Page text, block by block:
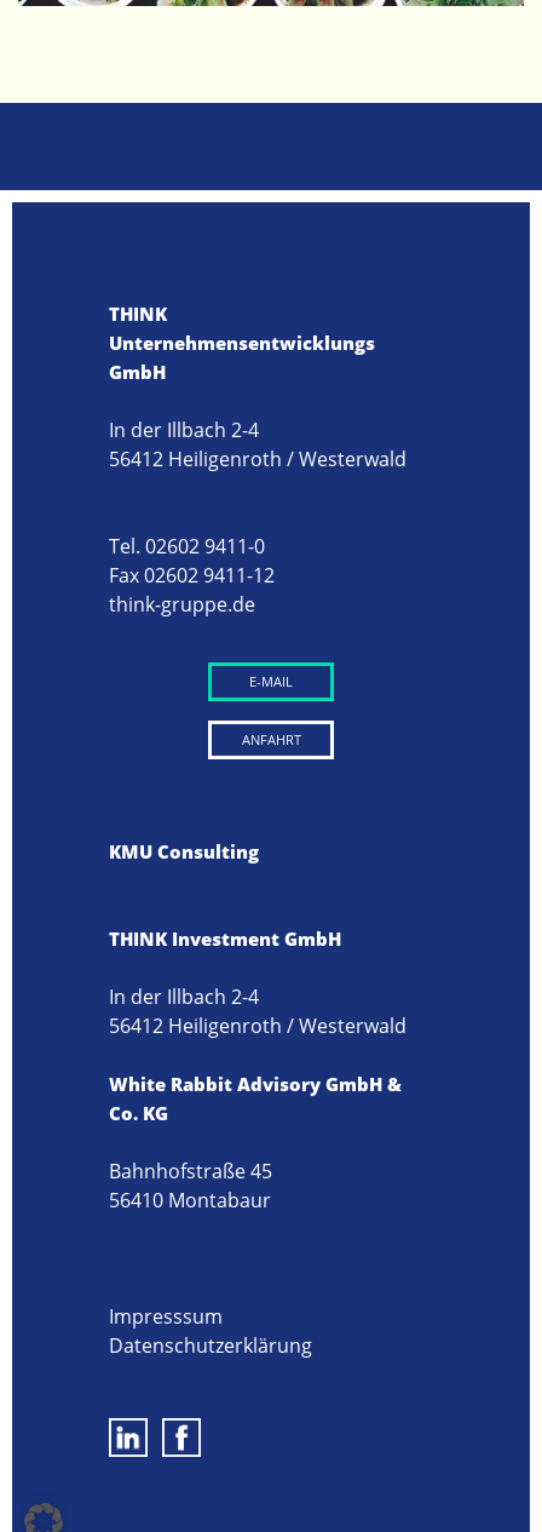
THINK
Unternehmensentwicklungs
GmbH
In der Illbach 2-4
56412 Heiligenroth / Westerwald
Tel. 02602 9411-0
Fax 02602 9411-12
think-gruppe.de
E-MAIL
ANFAHRT
KMU Consulting
THINK Investment GmbH
In der Illbach 2-4
56412 Heiligenroth / Westerwald
White Rabbit Advisory GmbH &
Co. KG
Bahnhofstraße 45
56410 Montabaur
Impresssum
Datenschutzerklärung